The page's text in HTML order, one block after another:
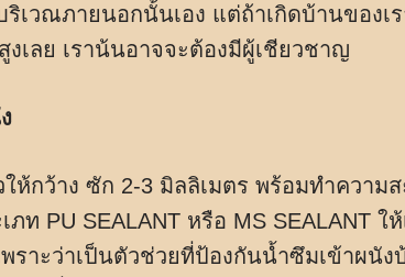
เวณภายนอกนั้นเอง แต่ถ้าเกิดบ้านของเ
เลย เราน้นอาจจะต้องมีผู้เชียวชาญ
ห้กว้าง ซัก 2-3 มิลลิเมตร พร้อมทำความส
ท PU SEALANT หรือ MS SEALANT ใ
ราะว่าเป็นตัวช่วยที่ป้องกันน้ำซึมเข้าผนัง